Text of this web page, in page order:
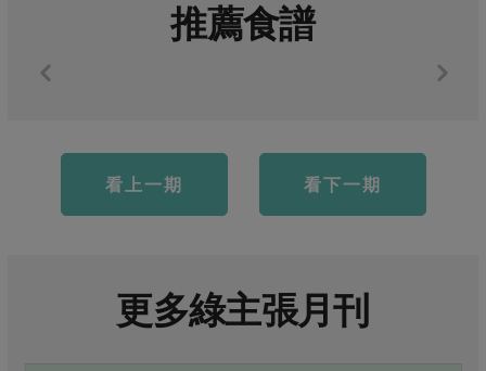
推薦食譜
看上一期 看下一期
更多綠主張月刊